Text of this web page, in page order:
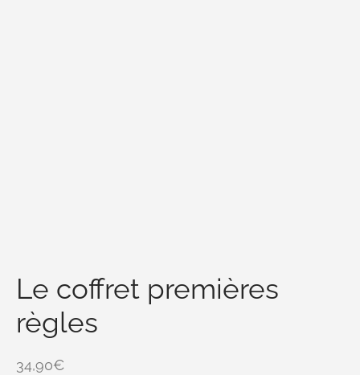
Le coffret premières
règles
34,90€